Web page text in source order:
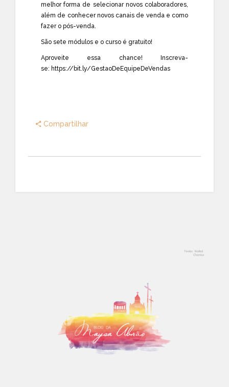
melhor forma de selecionar novos colaboradores,
além de conhecer novos canais de venda e como
fazer o pós-venda.
São sete módulos e o curso é gratuito!⠀
Aproveite essa chance! Inscreva-
se: https://bit.ly/GestaoDeEquipeDeVendas
Compartilhar